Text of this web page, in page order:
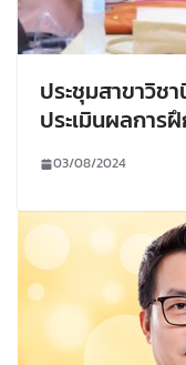
ประชุมสาขาวิช
ประเมินผลการ
03/08/2024